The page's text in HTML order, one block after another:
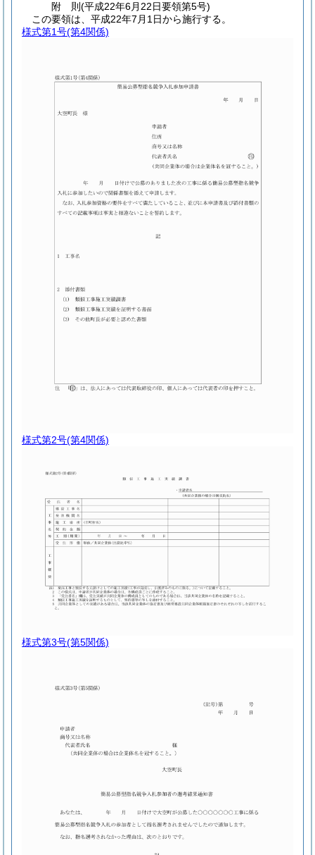
附 則(平成22年6月22日要領第5号)
この要領は、平成22年7月1日から施行する。
様式第1号(第4関係)
様式第2号(第4関係)
様式第3号(第5関係)